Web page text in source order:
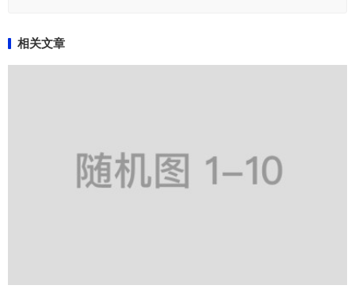
相关文章